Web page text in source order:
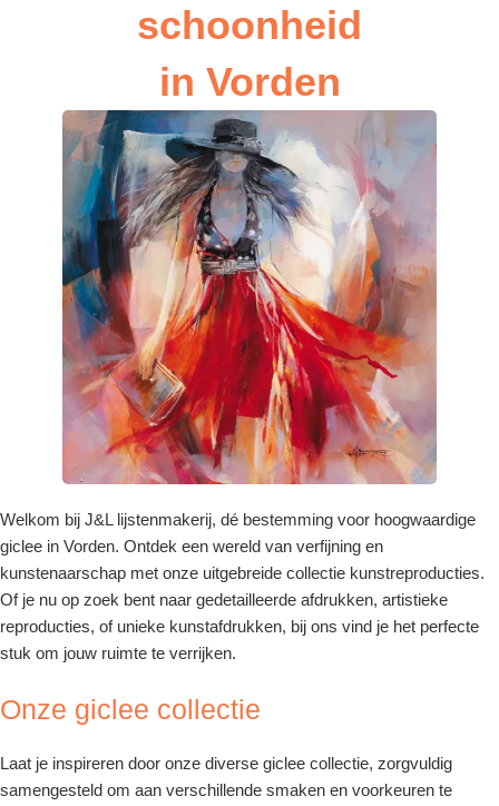
schoonheid
in Vorden
Welkom bij J&L lijstenmakerij, dé bestemming voor hoogwaardige
giclee in Vorden. Ontdek een wereld van verfijning en
kunstenaarschap met onze uitgebreide collectie kunstreproducties.
Of je nu op zoek bent naar gedetailleerde afdrukken, artistieke
reproducties, of unieke kunstafdrukken, bij ons vind je het perfecte
stuk om jouw ruimte te verrijken.
Onze giclee collectie
Laat je inspireren door onze diverse giclee collectie, zorgvuldig
samengesteld om aan verschillende smaken en voorkeuren te